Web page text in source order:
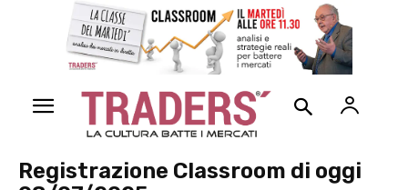
Registrazione Classroom di oggi